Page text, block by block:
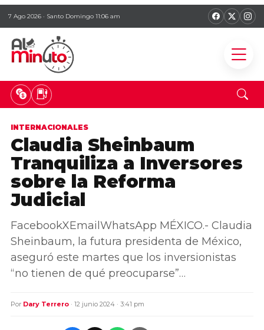
7 Ago 2026 · Santo Domingo 11:06 am
INTERNACIONALES
Claudia Sheinbaum
Tranquiliza a Inversores
sobre la Reforma
Judicial
FacebookXEmailWhatsApp MÉXICO.- Claudia
Sheinbaum, la futura presidenta de México,
aseguró este martes que los inversionistas
“no tienen de qué preocuparse”…
Por Dary Terrero · 12 junio 2024 · 3:41 pm